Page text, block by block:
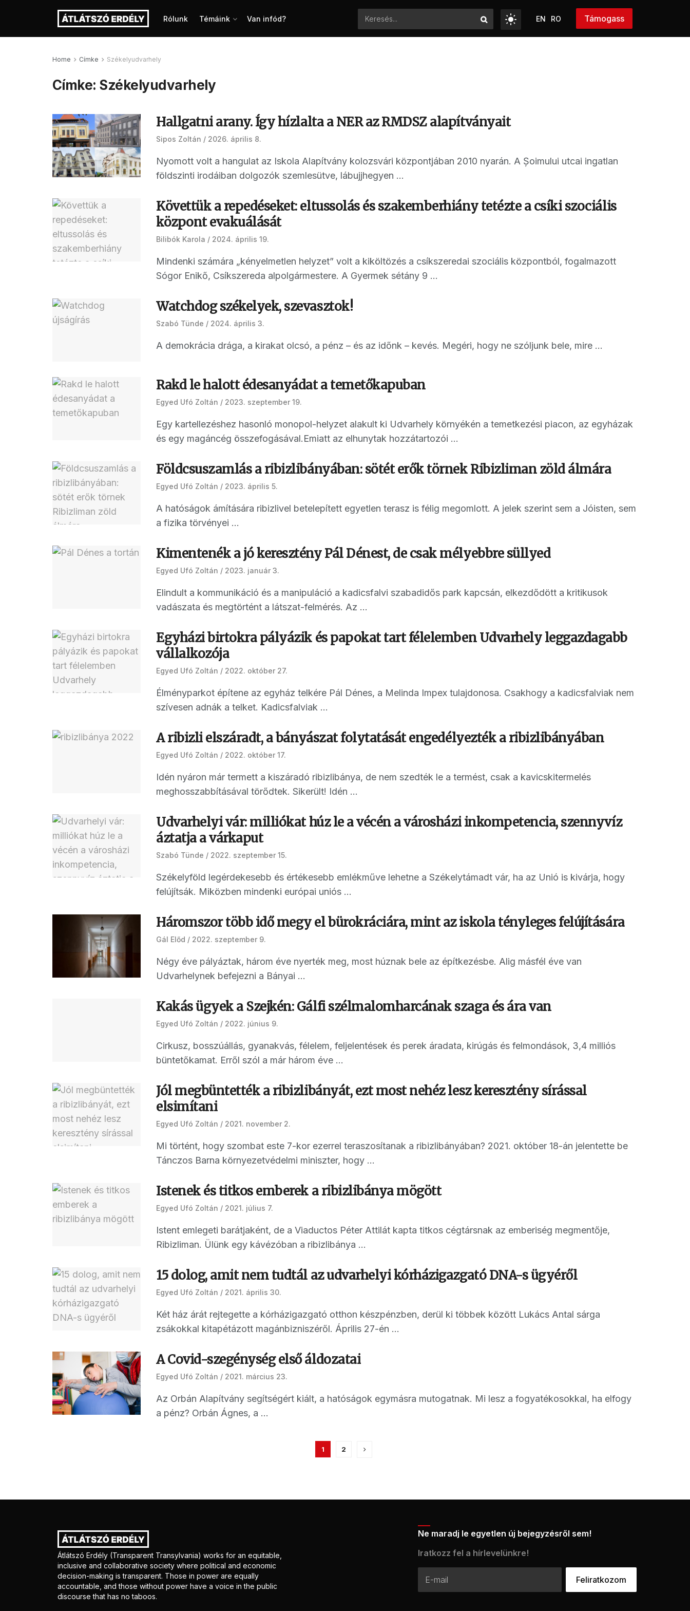
Rólunk Témáink Van infód? EN RO Támogass
Home Címke Székelyudvarhely
Címke: Székelyudvarhely
Hallgatni arany. Így hízlalta a NER az RMDSZ alapítványait
Sipos Zoltán 2026. április 8.
Nyomott volt a hangulat az Iskola Alapítvány kolozsvári központjában 2010 nyarán. A Șoimului utcai ingatlan
földszinti irodáiban dolgozók szemlesütve, lábujjhegyen ...
Követtük a repedéseket: eltussolás és szakemberhiány tetézte a csíki szociális
központ evakuálását
Bilibók Karola 2024. április 19.
Mindenki számára „kényelmetlen helyzet” volt a kiköltözés a csíkszeredai szociális központból, fogalmazott
Sógor Enikő, Csíkszereda alpolgármestere. A Gyermek sétány 9 ...
Watchdog székelyek, szevasztok!
Szabó Tünde 2024. április 3.
A demokrácia drága, a kirakat olcsó, a pénz – és az időnk – kevés. Megéri, hogy ne szóljunk bele, mire ...
Rakd le halott édesanyádat a temetőkapuban
Egyed Ufó Zoltán 2023. szeptember 19.
Egy kartellezéshez hasonló monopol-helyzet alakult ki Udvarhely környékén a temetkezési piacon, az egyházak
és egy magáncég összefogásával.Emiatt az elhunytak hozzátartozói ...
Földcsuszamlás a ribizlibányában: sötét erők törnek Ribizliman zöld álmára
Egyed Ufó Zoltán 2023. április 5.
A hatóságok ámítására ribizlivel betelepített egyetlen terasz is félig megomlott. A jelek szerint sem a Jóisten, sem
a fizika törvényei ...
Kimentenék a jó keresztény Pál Dénest, de csak mélyebbre süllyed
Egyed Ufó Zoltán 2023. január 3.
Elindult a kommunikáció és a manipuláció a kadicsfalvi szabadidős park kapcsán, elkezdődött a kritikusok
vadászata és megtörtént a látszat-felmérés. Az ...
Egyházi birtokra pályázik és papokat tart félelemben Udvarhely leggazdagabb
vállalkozója
Egyed Ufó Zoltán 2022. október 27.
Élményparkot építene az egyház telkére Pál Dénes, a Melinda Impex tulajdonosa. Csakhogy a kadicsfalviak nem
szívesen adnák a telket. Kadicsfalviak ...
A ribizli elszáradt, a bányászat folytatását engedélyezték a ribizlibányában
Egyed Ufó Zoltán 2022. október 17.
Idén nyáron már termett a kiszáradó ribizlibánya, de nem szedték le a termést, csak a kavicskitermelés
meghosszabbításával törődtek. Sikerült! Idén ...
Udvarhelyi vár: milliókat húz le a vécén a városházi inkompetencia, szennyvíz
áztatja a várkaput
Szabó Tünde 2022. szeptember 15.
Székelyföld legérdekesebb és értékesebb emlékműve lehetne a Székelytámadt vár, ha az Unió is kivárja, hogy
felújítsák. Miközben mindenki európai uniós ...
Háromszor több idő megy el bürokráciára, mint az iskola tényleges felújítására
Gál Előd 2022. szeptember 9.
Négy éve pályáztak, három éve nyerték meg, most húznak bele az építkezésbe. Alig másfél éve van
Udvarhelynek befejezni a Bányai ...
Kakás ügyek a Szejkén: Gálfi szélmalomharcának szaga és ára van
Egyed Ufó Zoltán 2022. június 9.
Cirkusz, bosszúállás, gyanakvás, félelem, feljelentések és perek áradata, kirúgás és felmondások, 3,4 milliós
büntetőkamat. Erről szól a már három éve ...
Jól megbüntették a ribizlibányát, ezt most nehéz lesz keresztény sírással
elsimítani
Egyed Ufó Zoltán 2021. november 2.
Mi történt, hogy szombat este 7-kor ezerrel teraszosítanak a ribizlibányában? 2021. október 18-án jelentette be
Tánczos Barna környezetvédelmi miniszter, hogy ...
Istenek és titkos emberek a ribizlibánya mögött
Egyed Ufó Zoltán 2021. július 7.
Istent emlegeti barátjaként, de a Viaductos Péter Attilát kapta titkos cégtársnak az emberiség megmentője,
Ribizliman. Ülünk egy kávézóban a ribizlibánya ...
15 dolog, amit nem tudtál az udvarhelyi kórházigazgató DNA-s ügyéről
Egyed Ufó Zoltán 2021. április 30.
Két ház árát rejtegette a kórházigazgató otthon készpénzben, derül ki többek között Lukács Antal sárga
zsákokkal kitapétázott magánbizniszéről. Április 27-én ...
A Covid-szegénység első áldozatai
Egyed Ufó Zoltán 2021. március 23.
Az Orbán Alapítvány segítségért kiált, a hatóságok egymásra mutogatnak. Mi lesz a fogyatékosokkal, ha elfogy
a pénz? Orbán Ágnes, a ...
1 2
Átlátszó Erdély (Transparent Transylvania) works for an equitable,
inclusive and collaborative society where political and economic
decision-making is transparent. Those in power are equally
accountable, and those without power have a voice in the public
discourse that has no taboos.
Ne maradj le egyetlen új bejegyzésről sem!
Iratkozz fel a hírlevelünkre!